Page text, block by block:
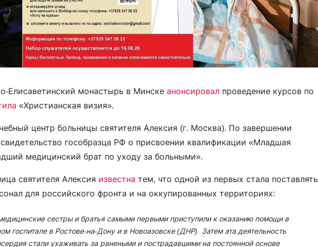
Елисаветинский монастырь в Минске анонсировал проведение курсов по
«Христианская визия».
центр больницы святителя Алексия (г. Москва). По завершении
гособразца РФ о присвоении квалификации «Младшая
медицинский брат по уходу за больными».
святителя Алексия известна тем, что одной из первых стала поставлять
для российского фронта и на оккупированных территориях:
сестры и братья самыми первыми приступили к оказанию помощи в
госпитале в Ростове-на-Дону и в Новоазовске (ДНР). Затем эта деятельность
стали ухаживать за ранеными и пострадавшими на постоянной основе